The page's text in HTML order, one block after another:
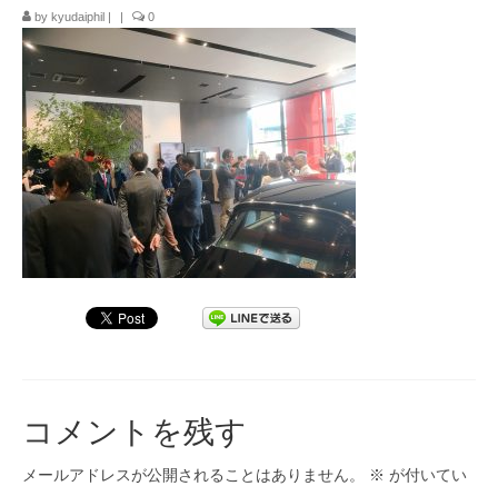
九大フィルの歴史
ご寄付のお願い
演奏会の歴史
出張演奏
九大フィル特集ページ
団員専用ページ
by kyudaiphil 0
コメントを残す
メールアドレスが公開されることはありません。 ※ が付いてい